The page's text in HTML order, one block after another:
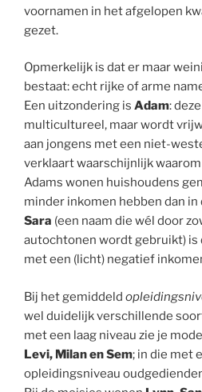
voornamen in het afgelopen
gezet.
Opmerkelijk is dat er maar
bestaat: echt rijke of arme
Een uitzondering is Adam:
multicultureel, maar wordt
aan jongens met een niet-
verklaart waarschijnlijk
Adams wonen huishoudens
minder inkomen hebben dan in
Sara (een naam die wél door
autochtonen wordt gebruikt) is
met een (licht) negatief
Bij het gemiddeld
wel duidelijk verschillende
met een laag niveau zie je
Levi, Milan en Sem; in die met
opleidingsniveau